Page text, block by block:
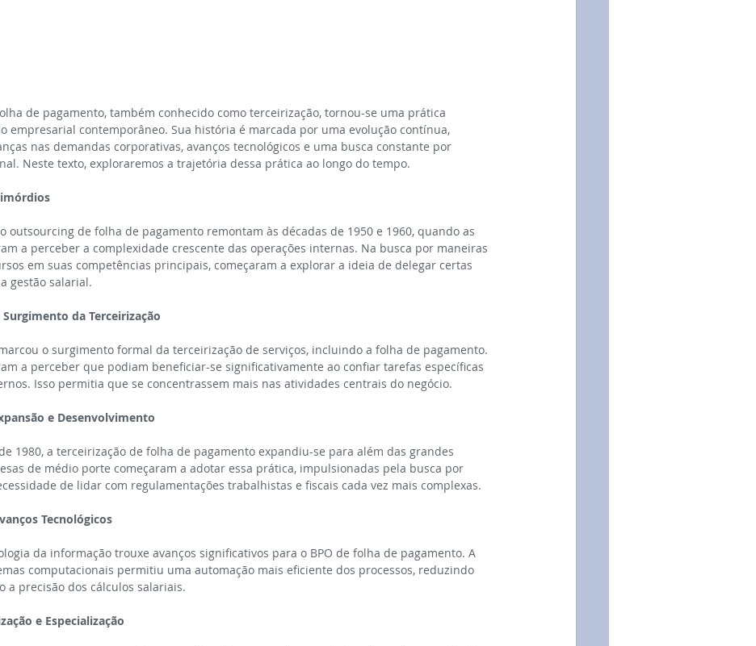
de pagamento, também conhecido como terceirização, tornou-se uma prática
empresarial contemporâneo. Sua história é marcada por uma evolução contínua,
nas demandas corporativas, avanços tecnológicos e uma busca constante por
Neste texto, exploraremos a trajetória dessa prática ao longo do tempo.
outsourcing de folha de pagamento remontam às décadas de 1950 e 1960, quando as
a perceber a complexidade crescente das operações internas. Na busca por maneiras
em suas competências principais, começaram a explorar a ideia de delegar certas
gestão salarial.
Surgimento da Terceirização
o surgimento formal da terceirização de serviços, incluindo a folha de pagamento.
a perceber que podiam beneficiar-se significativamente ao confiar tarefas específicas
Isso permitia que se concentrassem mais nas atividades centrais do negócio.
e Desenvolvimento
1980, a terceirização de folha de pagamento expandiu-se para além das grandes
de médio porte começaram a adotar essa prática, impulsionadas pela busca por
de lidar com regulamentações trabalhistas e fiscais cada vez mais complexas.
Tecnológicos
da informação trouxe avanços significativos para o BPO de folha de pagamento. A
computacionais permitiu uma automação mais eficiente dos processos, reduzindo
a precisão dos cálculos salariais.
e Especialização